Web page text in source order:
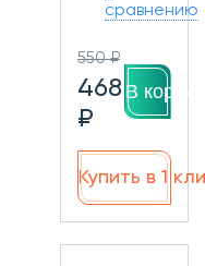
сравнению
550 ₽
468
₽
В
Купить в 1